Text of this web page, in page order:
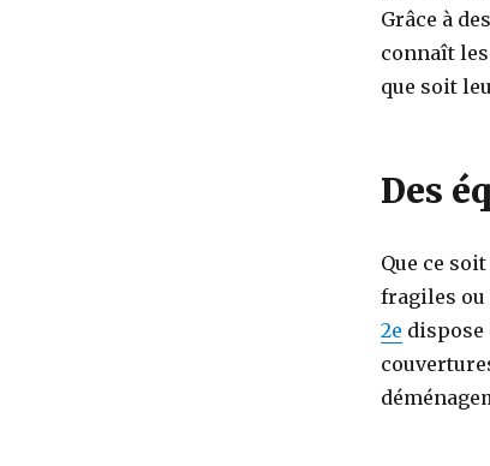
Grâce à
connaît
que soit
Des
Que ce
fragiles ou
2e dispose